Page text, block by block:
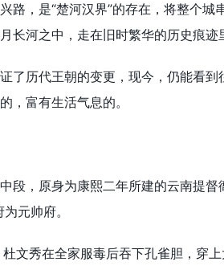
，是“楚河汉界”的存在，将整个城
长河之中，走在旧时繁华的历史痕迹
历代王朝的变更，现今，仍能看到
，富有生活气息的。
，原身为康熙二年所建的云南提督
元帅府。
秀在全家服毒后吞下孔雀胆，穿